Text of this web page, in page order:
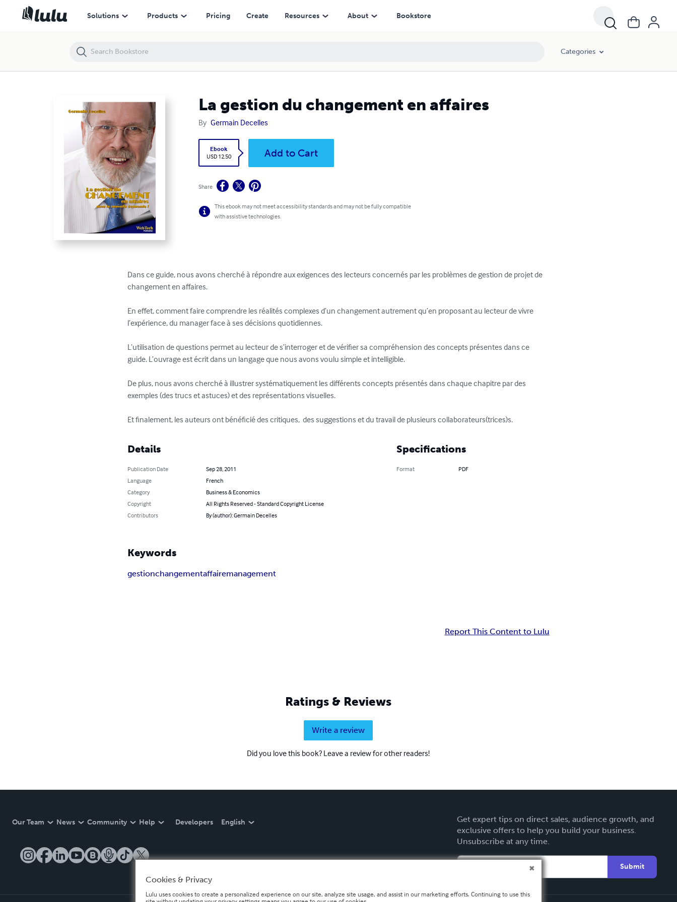
Solutions Products Pricing Create Resources About Bookstore
Categories
La gestion du changement en affaires
By Germain Decelles
Ebook
USD 12.50
Add to Cart
Share
This ebook may not meet accessibility standards and may not be fully compatible
with assistive technologies.
Dans ce guide, nous avons cherché à répondre aux exigences des lecteurs concernés par les problèmes de gestion de projet de
changement en affaires.
En effet, comment faire comprendre les réalités complexes d’un changement autrement qu’en proposant au lecteur de vivre
l’expérience, du manager face à ses décisions quotidiennes.
L’utilisation de questions permet au lecteur de s’interroger et de vérifier sa compréhension des concepts présentes dans ce
guide. L’ouvrage est écrit dans un langage que nous avons voulu simple et intelligible.
De plus, nous avons cherché à illustrer systématiquement les différents concepts présentés dans chaque chapitre par des
exemples (des trucs et astuces) et des représentations visuelles.
Et finalement, les auteurs ont bénéficié des critiques,  des suggestions et du travail de plusieurs collaborateurs(trices)s.
Details
Publication Date
Sep 28, 2011
Language
French
Category
Business & Economics
Copyright
All Rights Reserved - Standard Copyright License
Contributors
By (author): Germain Decelles
Specifications
Format PDF
Keywords
gestionchangementaffairemanagement
Report This Content to Lulu
Ratings & Reviews
Write a review
Did you love this book? Leave a review for other readers!
Our Team News Community Help Developers English
Get expert tips on direct sales, audience growth, and
exclusive offers to help you build your business.
Unsubscribe at any time.
Submit
La gestion du changement en affaires
Cookies & Privacy
Lulu uses cookies to create a personalized experience on our site, analyze site usage, and assist in our marketing efforts. Continuing to use this